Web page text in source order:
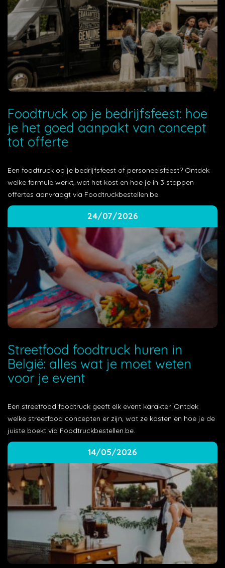
Foodtruck op je bedrijfsfeest: hoe
je het goed aanpakt van concept
tot offerte
Een foodtruck op je bedrijfsfeest of personeelsfeest? Ontdek
welke formule werkt, wat het kost en hoe je in 3 stappen
offertes aanvraagt via Foodtruckbestellen.be.
24/07/2026
Streetfood foodtruck huren in
België: alles wat je moet weten
voor je event
Een streetfood foodtruck geeft elk event karakter. Ontdek
welke streetfood concepten er zijn, wat ze kosten en hoe je de
juiste boekt via Foodtruckbestellen.be.
14/05/2026